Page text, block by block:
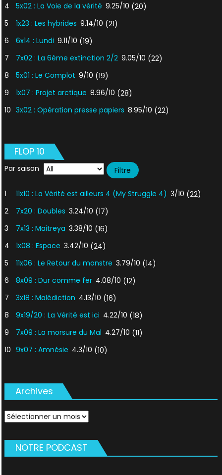
4
5x02 : La Voie de la vérité 9.25/10 (20)
5
1x23 : Les hybrides 9.14/10 (21)
6
6x14 : Lundi 9.11/10 (19)
7
7x02 : La 6ème extinction 2/2 9.05/10 (22)
8
5x01 : Le Complot 9/10 (19)
9
1x07 : Projet arctique 8.96/10 (28)
10 3x02 : Opération presse papiers 8.95/10 (22)
FLOP 10
Par saison
1 11x10 : La Vérité est ailleurs 4 (My Struggle 4) 3/10 (22)
2
7x20 : Doubles 3.24/10 (17)
3
7x13 : Maitreya 3.38/10 (16)
4
1x08 : Espace 3.42/10 (24)
5
11x06 : Le Retour du monstre 3.79/10 (14)
6
8x09 : Dur comme fer 4.08/10 (12)
7
3x18 : Malédiction 4.13/10 (16)
8
9x19/20 : La Vérité est ici 4.22/10 (18)
9
7x09 : La morsure du Mal 4.27/10 (11)
10 9x07 : Amnésie 4.3/10 (10)
Archives
Archives
NOTRE PODCAST